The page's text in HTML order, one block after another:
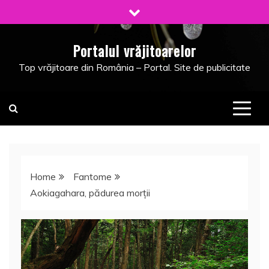
to
Portalul vrăjitoarelor
Top vrăjitoare din România – Portal. Site de publicitate
Home
Fantome
Aokiagahara, pădurea morţii